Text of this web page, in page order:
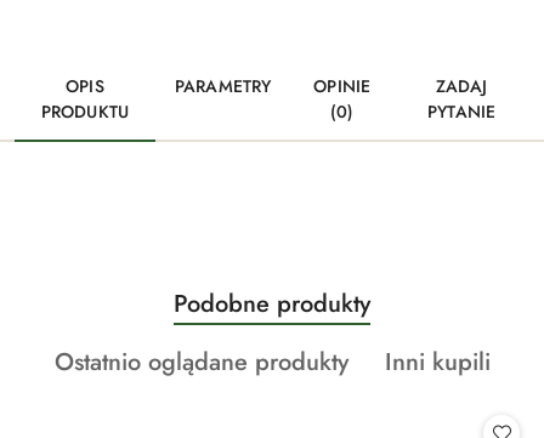
OPIS
PRODUKTU
PARAMETRY
OPINIE
(0)
ZADAJ
PYTANIE
Pomiń karuzelę produktów
Produkty
o
statusie:
Podobne produkty
Produkty
Ostatnio oglądane produkty
Produkty
Inni kupili